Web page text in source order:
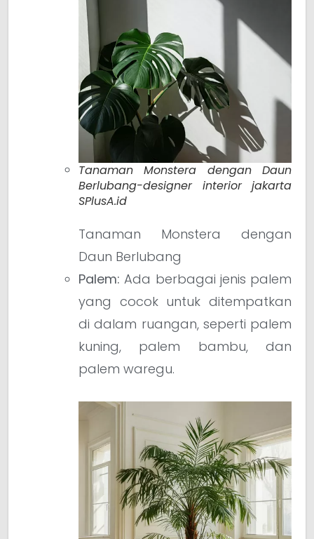
Tanaman Monstera dengan Daun
Berlubang-designer interior jakarta
SPlusA.id
Tanaman Monstera dengan
Daun Berlubang
Palem: Ada berbagai jenis palem
yang cocok untuk ditempatkan
di dalam ruangan, seperti palem
kuning, palem bambu, dan
palem waregu.